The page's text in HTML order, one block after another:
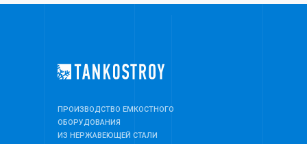
ПРОИЗВОДСТВО ЕМКОСТНОГО
ОБОРУДОВАНИЯ
ИЗ НЕРЖАВЕЮЩЕЙ СТАЛИ